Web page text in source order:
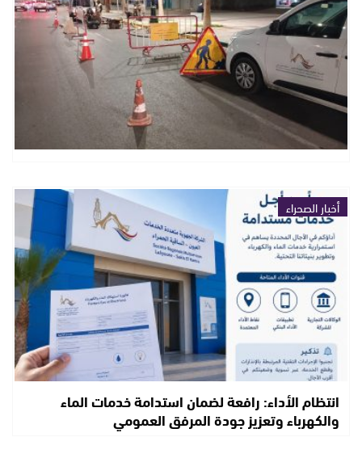
أخبار الصحراء
انتظام الأداء: رافعة لضمان استدامة خدمات الماء
والكهرباء وتعزيز جودة المرفق العمومي